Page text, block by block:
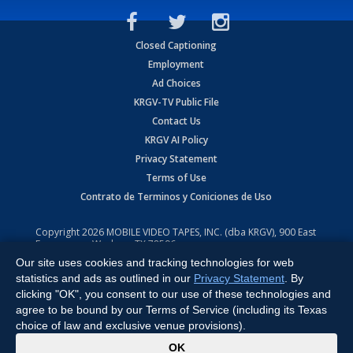
Closed Captioning
Employment
Ad Choices
KRGV-TV Public File
Contact Us
KRGV AI Policy
Privacy Statement
Terms of Use
Contrato de Terminos y Coniciones de Uso
Copyright2026 MOBILE VIDEO TAPES, INC. (dba KRGV), 900 East
Expressway, Weslaco, TX 78596.
All Rights Reserved. Powered by:Ruby Shore Software
Our site uses cookies and tracking technologies for web
statistics and ads as outlined in our Privacy Statement . By
clicking "OK", you consent to our use of these technologies and
agree to be bound by our Terms of Service (including its Texas
choice of law and exclusive venue provisions).
OK